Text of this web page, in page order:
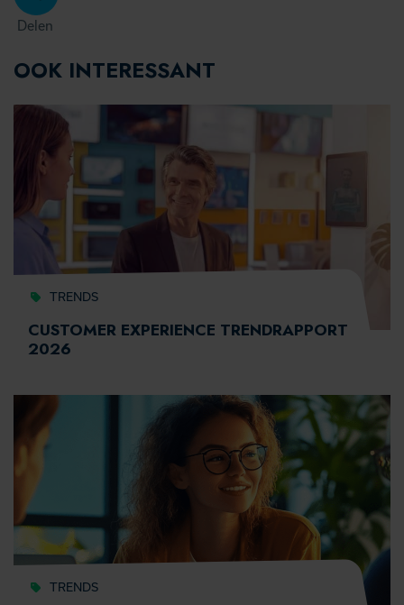
Delen
OOK INTERESSANT
TRENDS
CUSTOMER EXPERIENCE TRENDRAPPORT
2026
TRENDS